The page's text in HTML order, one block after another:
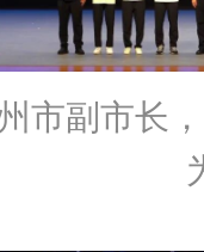
市副市长